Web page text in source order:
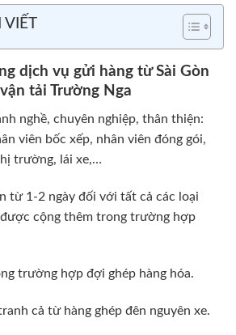
dịch vụ gửi hàng từ Sài Gòn
tải Trường Nga
nghề, chuyên nghiệp, thân thiện:
viên bốc xếp, nhân viên đóng gói,
trường, lái xe,…
từ 1-2 ngày đối với tất cả các loại
được cộng thêm trong trường hợp
trường hợp đợi ghép hàng hóa.
cả từ hàng ghép đên nguyên xe.